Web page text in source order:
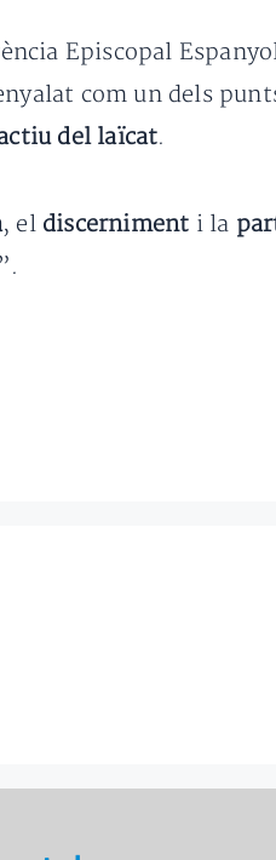
Episcopal
com un dels
del laïcat.
, el discerniment i la